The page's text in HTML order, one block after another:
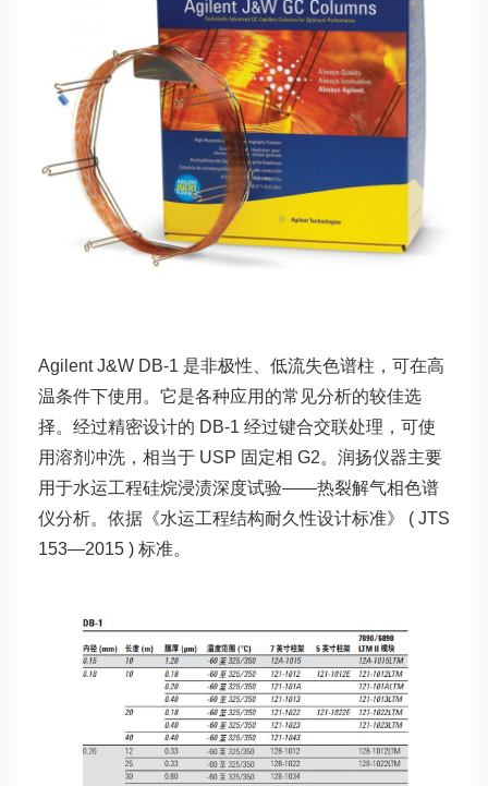
Agilent J&W DB-1 是非极性、低流失色谱柱，可在高
温条件下使用。它是各种应用的常见分析的较佳选
择。经过精密设计的 DB-1 经过键合交联处理，可使
用溶剂冲洗，相当于 USP 固定相 G2。润扬仪器主要
用于水运工程硅烷浸渍深度试验——热裂解气相色谱
仪分析。依据《水运工程结构耐久性设计标准》 ( JTS
153—2015 ) 标准。